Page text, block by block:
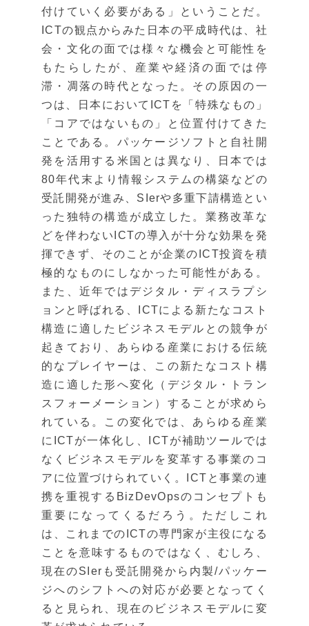
付けていく必要がある」ということだ。
ICTの観点からみた日本の平成時代は、社
会・文化の面では様々な機会と可能性を
もたらしたが、産業や経済の面では停
滞・凋落の時代となった。その原因の一
つは、日本においてICTを「特殊なもの」
「コアではないもの」と位置付けてきた
ことである。パッケージソフトと自社開
発を活用する米国とは異なり、日本では
80年代末より情報システムの構築などの
受託開発が進み、SIerや多重下請構造とい
った独特の構造が成立した。業務改革な
どを伴わないICTの導入が十分な効果を発
揮できず、そのことが企業のICT投資を積
極的なものにしなかった可能性がある。
また、近年ではデジタル・ディスラプシ
ョンと呼ばれる、ICTによる新たなコスト
構造に適したビジネスモデルとの競争が
起きており、あらゆる産業における伝統
的なプレイヤーは、この新たなコスト構
造に適した形へ変化（デジタル・トラン
スフォーメーション）することが求めら
れている。この変化では、あらゆる産業
にICTが一体化し、ICTが補助ツールでは
なくビジネスモデルを変革する事業のコ
アに位置づけられていく。ICTと事業の連
携を重視するBizDevOpsのコンセプトも
重要になってくるだろう。ただしこれ
は、これまでのICTの専門家が主役になる
ことを意味するものではなく、むしろ、
現在のSIerも受託開発から内製/パッケー
ジへのシフトへの対応が必要となってく
ると見られ、現在のビジネスモデルに変